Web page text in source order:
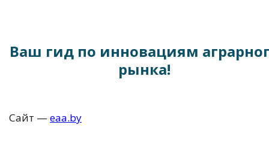
Ваш гид по инновациям
рынка!
Сайт — eaa.by